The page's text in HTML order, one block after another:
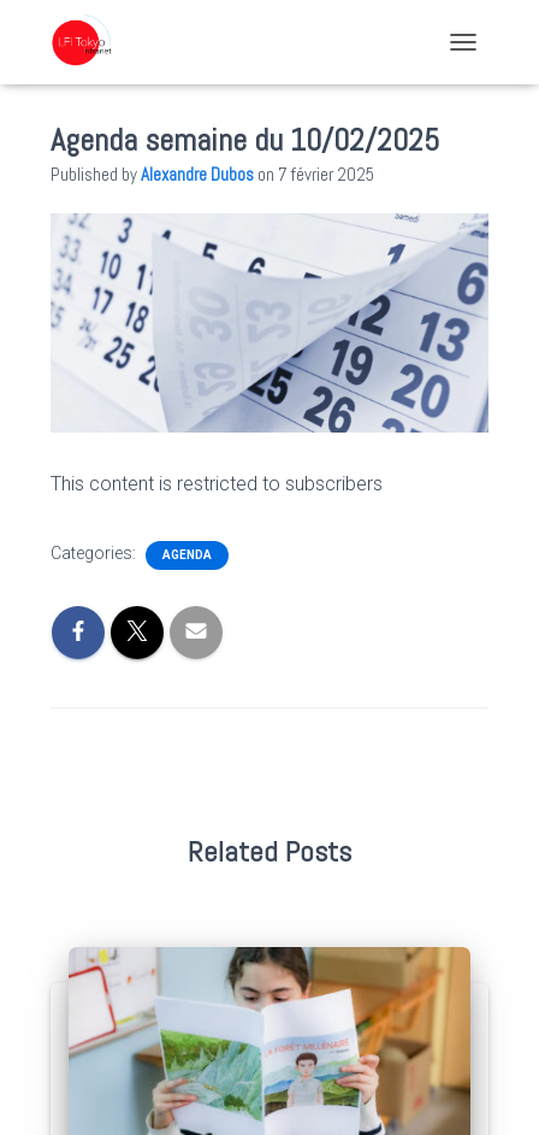
Agenda semaine du 10/02/2025
Published byAlexandre Dubos on 7 février 2025
This content is restricted to subscribers
Categories: AGENDA
Related Posts